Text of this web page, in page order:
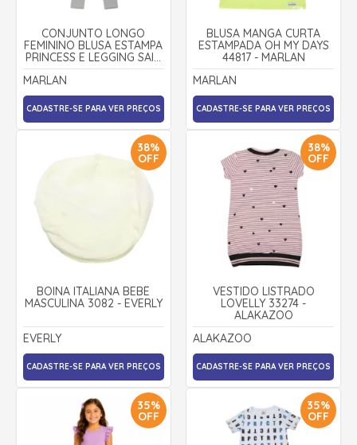
CONJUNTO LONGO
FEMININO BLUSA ESTAMPA
PRINCESS E LEGGING SAIA
MOLETTON 22606 -
MARLAN
CADASTRE-SE PARA VER PREÇOS
BLUSA MANGA CURTA
ESTAMPADA OH MY DAYS
44817 - MARLAN
MARLAN
CADASTRE-SE PARA VER PREÇOS
38%
OFF
BOINA ITALIANA BEBÊ
MASCULINA 3082 - EVERLY
EVERLY
CADASTRE-SE PARA VER PREÇOS
38%
OFF
VESTIDO LISTRADO
LOVELLY 33274 -
ALAKAZOO
ALAKAZOO
CADASTRE-SE PARA VER PREÇOS
35%
OFF
35%
OFF